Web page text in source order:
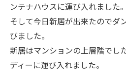
ンテナハウスに運び入れました。
そして今日新居が出来たのでダ
びました。
新居はマンションの上層階でし
ディーに運び入れました。